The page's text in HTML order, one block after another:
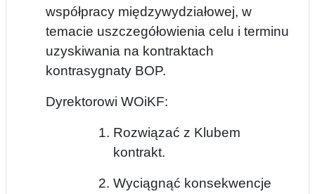
współpracy międzywydziałowej, w
temacie uszczegółowienia celu i terminu
uzyskiwania na kontraktach
kontrasygnaty BOP.
Dyrektorowi WOiKF:
Rozwiązać z Klubem
kontrakt.
Wyciągnąć konsekwencje